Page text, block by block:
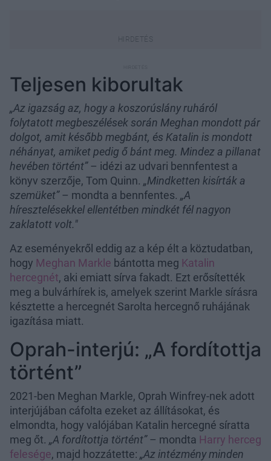
Teljesen kiborultak
„Az igazság az, hogy a koszorúslány ruháról
folytatott megbeszélések során Meghan mondott pár
dolgot, amit később megbánt, és Katalin is mondott
néhányat, amiket pedig ő bánt meg. Mindez a pillanat
hevében történt”– idézi az udvari bennfentest a
könyv szerzője, Tom Quinn. „Mindketten kisírták a
szemüket”– mondta a bennfentes. „A
híresztelésekkel ellentétben mindkét fél nagyon
zaklatott volt."
Az eseményekről eddig az a kép élt a köztudatban,
hogy Meghan Markle bántotta meg Katalin
hercegnét, aki emiatt sírva fakadt. Ezt erősítették
meg a bulvárhírek is, amelyek szerint Markle sírásra
késztette a hercegnét Sarolta hercegnő ruhájának
igazítása miatt.
Oprah-interjú: „A fordítottja
történt”
2021-ben Meghan Markle, Oprah Winfrey-nek adott
interjújában cáfolta ezeket az állításokat, és
elmondta, hogy valójában Katalin hercegné síratta
meg őt. „A fordítottja történt”– mondta Harry herceg
felesége, majd hozzátette: „Az intézmény minden